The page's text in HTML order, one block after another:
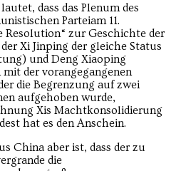
dass das Plenum des
Parteiam 11.
Resolution“ zur Geschichte der
Xi Jinping der gleiche Status
und Deng Xiaoping
der vorangegangenen
die Begrenzung auf zwei
aufgehoben wurde,
Xis Machtkonsolidierung
hat es den Anschein.
China aber ist, dass der zu
die